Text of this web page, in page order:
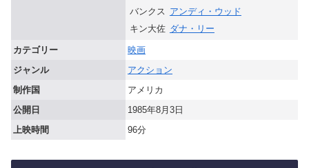
バンクス アンディ・ウッド
キン大佐 ダナ・リー
カテゴリー
映画
ジャンル
アクション
制作国
アメリカ
公開日
1985年8月3日
上映時間
96分